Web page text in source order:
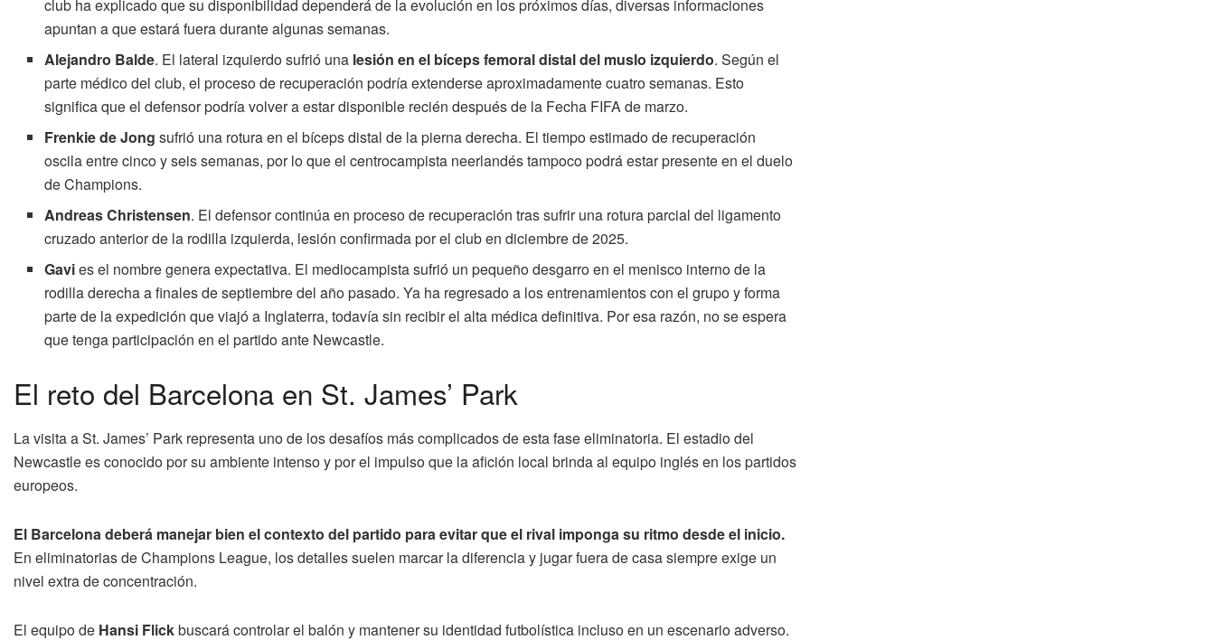
club ha explicado que su disponibilidad dependerá de la evolución en los próximos días, diversas informaciones
apuntan a que estará fuera durante algunas semanas.
Alejandro Balde. El lateral izquierdo sufrió una lesión en el bíceps femoral distal del muslo izquierdo. Según el
parte médico del club, el proceso de recuperación podría extenderse aproximadamente cuatro semanas. Esto
significa que el defensor podría volver a estar disponible recién después de la Fecha FIFA de marzo.
Frenkie de Jong sufrió una rotura en el bíceps distal de la pierna derecha. El tiempo estimado de recuperación
oscila entre cinco y seis semanas, por lo que el centrocampista neerlandés tampoco podrá estar presente en el duelo
de Champions.
Andreas Christensen. El defensor continúa en proceso de recuperación tras sufrir una rotura parcial del ligamento
cruzado anterior de la rodilla izquierda, lesión confirmada por el club en diciembre de 2025.
Gavies el nombre genera expectativa. El mediocampista sufrió un pequeño desgarro en el menisco interno de la
rodilla derecha a finales de septiembre del año pasado. Ya ha regresado a los entrenamientos con el grupo y forma
parte de la expedición que viajó a Inglaterra, todavía sin recibir el alta médica definitiva. Por esa razón, no se espera
que tenga participación en el partido ante Newcastle.
El reto del Barcelona en St. James’ Park
La visita a St. James’ Park representa uno de los desafíos más complicados de esta fase eliminatoria. El estadio del
Newcastle es conocido por su ambiente intenso y por el impulso que la afición local brinda al equipo inglés en los partidos
europeos.
El Barcelona deberá manejar bien el contexto del partido para evitar que el rival imponga su ritmo desde el inicio.
En eliminatorias de Champions League, los detalles suelen marcar la diferencia y jugar fuera de casa siempre exige un
nivel extra de concentración.
El equipo de Hansi Flickbuscará controlar el balón y mantener su identidad futbolística incluso en un escenario adverso.